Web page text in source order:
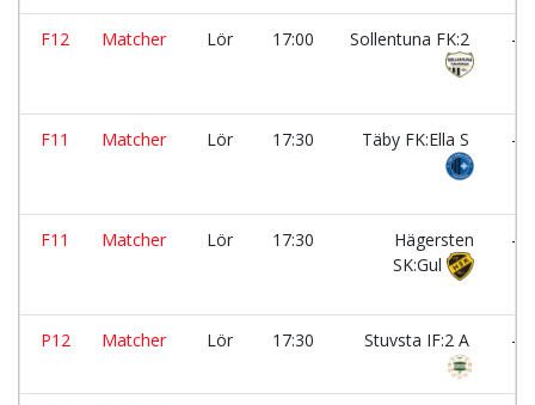
F12 Matcher Lör 17:00 Sollentuna FK:2 -
F11 Matcher Lör 17:30 Täby FK:Ella S -
F11 Matcher Lör 17:30
Hägersten
SK:Gul
-
P12 Matcher Lör 17:30 Stuvsta IF:2 A -